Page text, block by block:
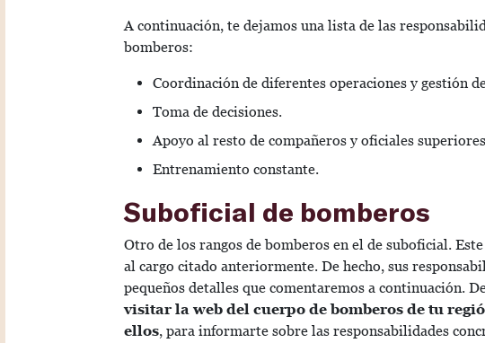
A continuación, te dejamos una lista de las
bomberos:
Coordinación de diferentes operaciones y gestión
Toma de decisiones.
Apoyo al resto de compañeros y oficiales
Entrenamiento constante.
Suboficial de bomberos
Otro de los rangos de bomberos en el de suboficial.
al cargo citado anteriormente. De hecho, sus
pequeños detalles que comentaremos a continuación.
visitar la web del cuerpo de bomberos de tu
ellos, para informarte sobre las responsabilidades